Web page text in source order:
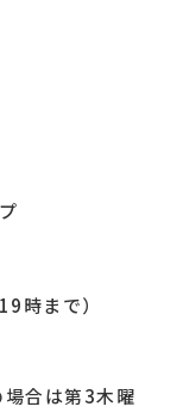
時まで）
合は第3木曜